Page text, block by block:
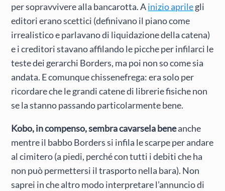
per sopravvivere alla bancarotta. Ainizio aprilegli
editori erano scettici (definivano il piano come
irrealistico e parlavano di liquidazione della catena)
e i creditori stavano affilando le picche per infilarci le
teste dei gerarchi Borders, ma poi non so come sia
andata. E comunque chissenefrega: era solo per
ricordare che le grandi catene di librerie fisiche non
se la stanno passando particolarmente bene.
Kobo, in compenso, sembra cavarsela beneanche
mentre il babbo Borders si infila le scarpe per andare
al cimitero (a piedi, perché con tutti i debiti che ha
non può permettersi il trasporto nella bara). Non
saprei in che altro modo interpretare l’annuncio di